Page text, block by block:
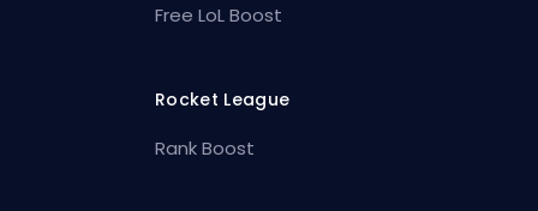
Free LoL Boost
Rocket League
Rank Boost